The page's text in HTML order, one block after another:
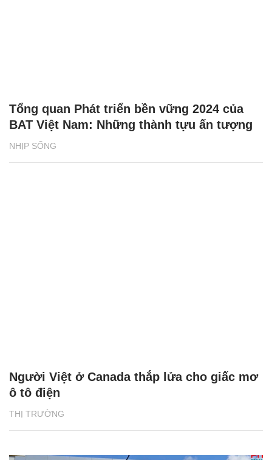
NHỊP SỐNG
Tổng quan Phát triển bền vững 2024 của
BAT Việt Nam: Những thành tựu ấn tượng
THỊ TRƯỜNG
Người Việt ở Canada thắp lửa cho giấc mơ
ô tô điện